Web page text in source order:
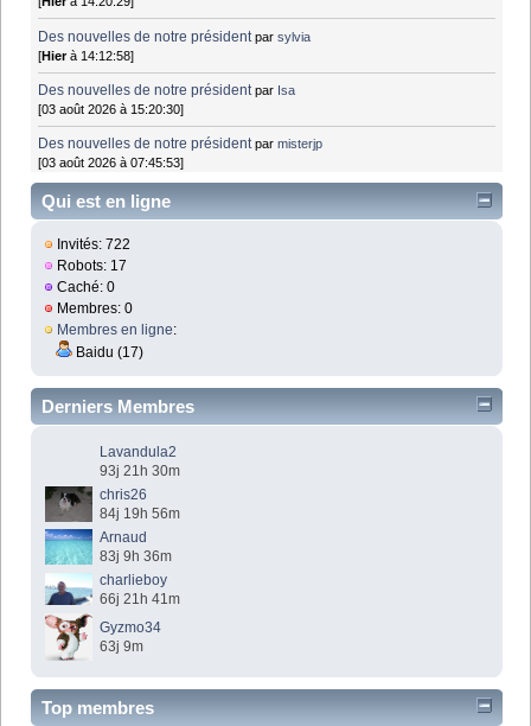
Des nouvelles de notre président parsylvia
[Hierà 14:12:58]
Des nouvelles de notre président par Isa
[03 août 2026 à 15:20:30]
Des nouvelles de notre président parmisterjp
[03 août 2026 à 07:45:53]
Qui est en ligne
Invités: 722
Robots: 17
Caché: 0
Membres: 0
Membres en ligne:
Baidu (17)
Derniers Membres
Lavandula2
93j 21h 30m
chris26
84j 19h 56m
Arnaud
83j 9h 36m
charlieboy
66j 21h 41m
Gyzmo34
63j 9m
Top membres